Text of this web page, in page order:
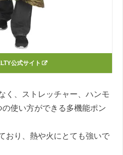
公式サイト
く、ストレッチャー、ハンモ
使い方ができる多機能ポン
おり、熱や火にとても強いで